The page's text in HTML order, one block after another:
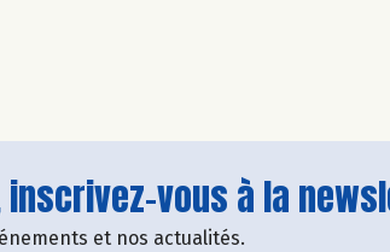
vous à la
et nos actualités.